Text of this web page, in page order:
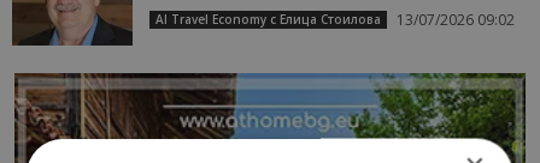
AI Travel Economy с Елица Стоилова 13/07/2026 09:02